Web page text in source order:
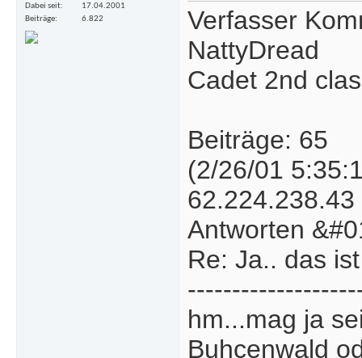
Dabei seit
17.04.2001
Beiträge
6.822
Verfasser
NattyDread
Cadet 2nd
Beiträge: 65
(2/26/01
62.224.238.43
Antworten
Re: Ja.. das
hm...mag ja
Buhcenwald